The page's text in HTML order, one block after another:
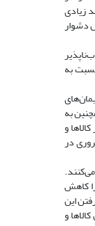
زیادی
دشوار
به
به
و
در
کاهش
این
و